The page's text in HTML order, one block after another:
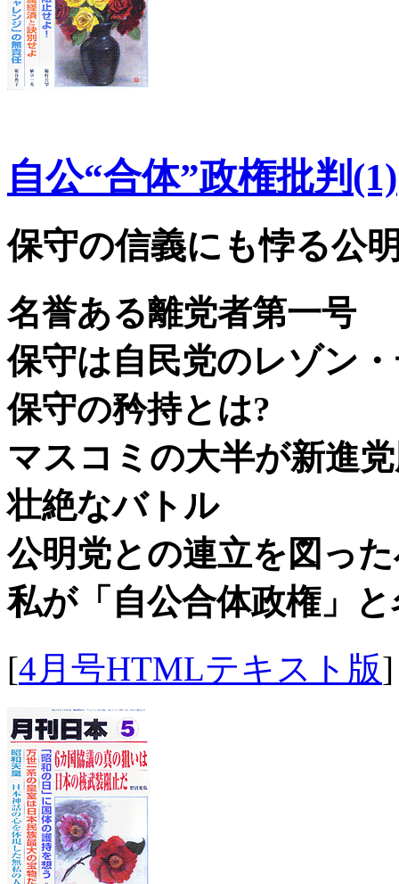
自公“合体”政権批判(1)
保守の信義にも悖る公
名誉ある離党者第一号
保守は自民党のレゾン
保守の矜持とは?
マスコミの大半が新進
壮絶なバトル
公明党との連立を図っ
私が「自公合体政権」
[4月号HTMLテキスト版]